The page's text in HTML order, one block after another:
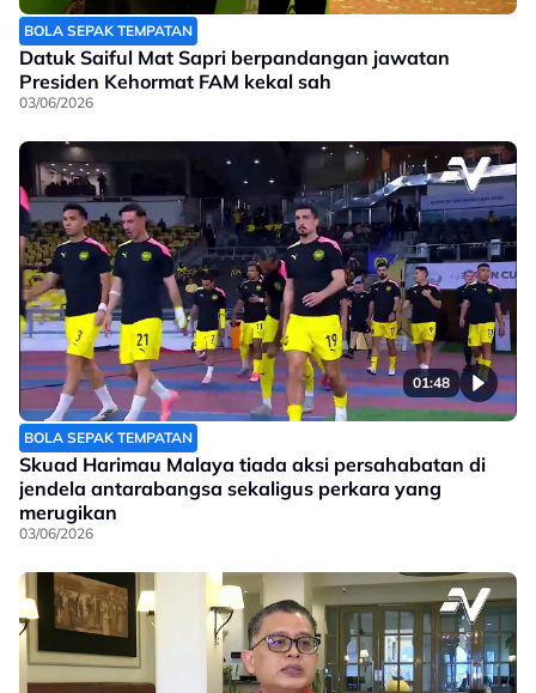
BOLA SEPAK TEMPATAN
Datuk Saiful Mat Sapri berpandangan jawatan
Presiden Kehormat FAM kekal sah
03/06/2026
01:48
BOLA SEPAK TEMPATAN
Skuad Harimau Malaya tiada aksi persahabatan di
jendela antarabangsa sekaligus perkara yang
merugikan
03/06/2026